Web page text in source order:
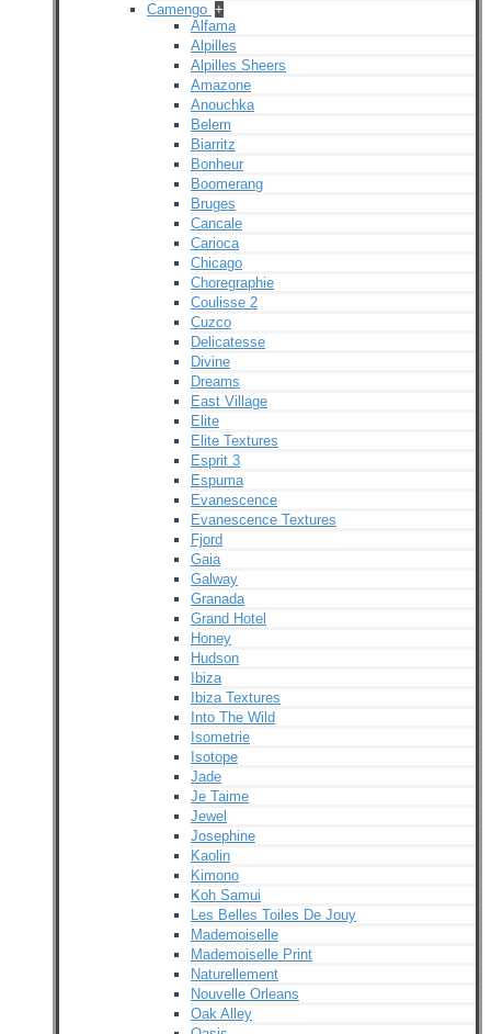
Camengo +
Alfama
Alpilles
Alpilles Sheers
Amazone
Anouchka
Belem
Biarritz
Bonheur
Boomerang
Bruges
Cancale
Carioca
Chicago
Choregraphie
Coulisse 2
Cuzco
Delicatesse
Divine
Dreams
East Village
Elite
Elite Textures
Esprit 3
Espuma
Evanescence
Evanescence Textures
Fjord
Gaia
Galway
Granada
Grand Hotel
Honey
Hudson
Ibiza
Ibiza Textures
Into The Wild
Isometrie
Isotope
Jade
Je Taime
Jewel
Josephine
Kaolin
Kimono
Koh Samui
Les Belles Toiles De Jouy
Mademoiselle
Mademoiselle Print
Naturellement
Nouvelle Orleans
Oak Alley